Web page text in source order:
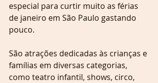
especial para curtir muito as férias
de janeiro em São Paulo gastando
pouco.
São atrações dedicadas às crianças e
famílias em diversas categorias,
como teatro infantil, shows, circo,